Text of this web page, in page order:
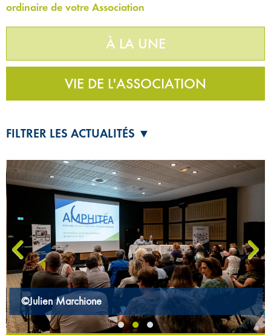
ordinaire de votre Association
À LA UNE
VIE DE L'ASSOCIATION
FILTRER LES ACTUALITÉS ▼
©Julien Marchione
‹ ›